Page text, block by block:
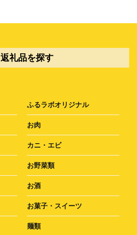
返礼品を探す
ふるラボオリジナル
お肉
カニ・エビ
お野菜類
お酒
お菓子・スイーツ
麺類